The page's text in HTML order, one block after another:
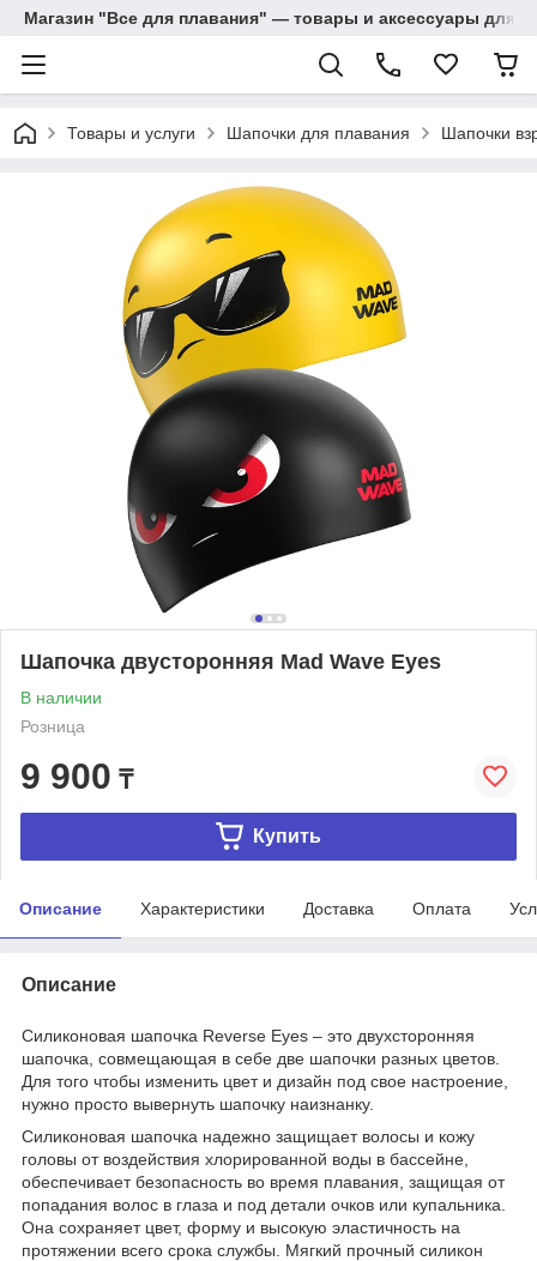
Магазин "Все для плавания" — товары и аксессуары для
Товары и услуги Шапочки для плавания Шапочки
Шапочка двусторонняя Mad Wave Eyes
В наличии
Розница
9 900 ₸
Купить
Описание Характеристики Доставка Оплата
Описание
Силиконовая шапочка Reverse Eyes – это двухсторонняя
шапочка, совмещающая в себе две шапочки разных цветов.
Для того чтобы изменить цвет и дизайн под свое настроение,
нужно просто вывернуть шапочку наизнанку.
Силиконовая шапочка надежно защищает волосы и кожу
головы от воздействия хлорированной воды в бассейне,
обеспечивает безопасность во время плавания, защищая от
попадания волос в глаза и под детали очков или купальника.
Она сохраняет цвет, форму и высокую эластичность на
протяжении всего срока службы. Мягкий прочный силикон